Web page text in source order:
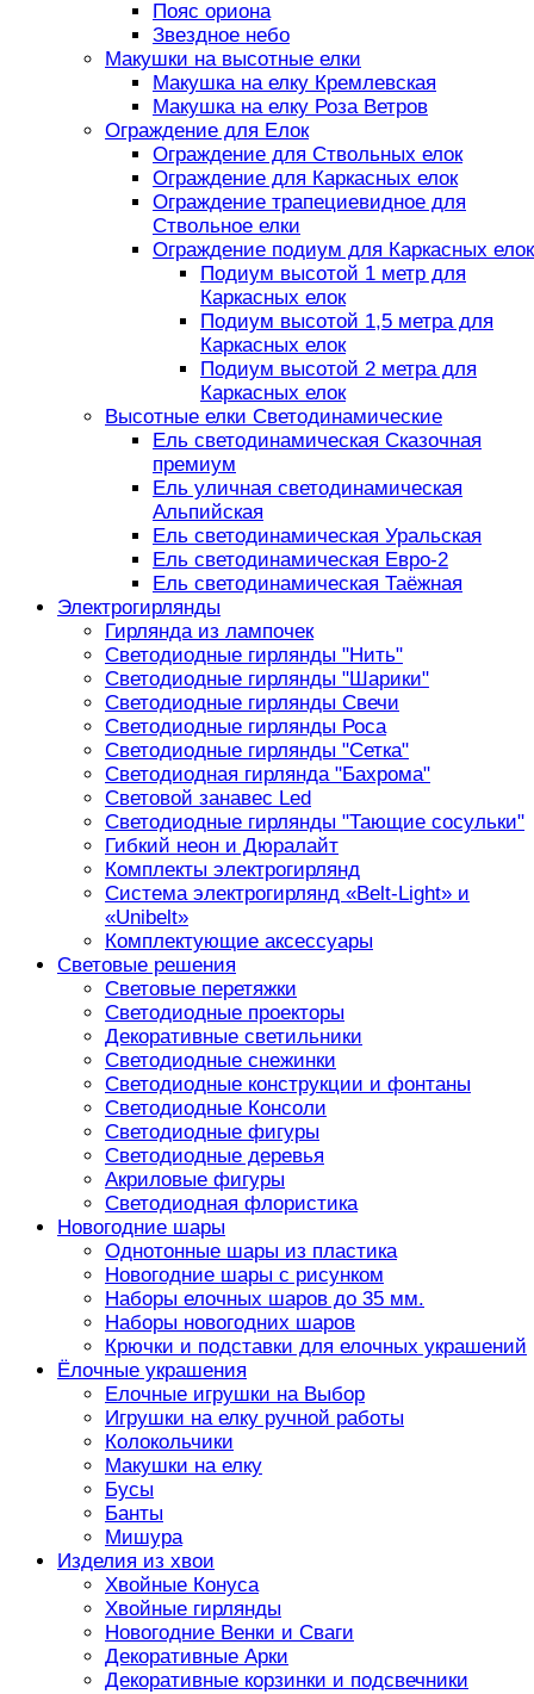
Пояс ориона
Звездное небо
Макушки на высотные елки
Макушка на елку Кремлевская
Макушка на елку Роза Ветров
Ограждение для Елок
Ограждение для Ствольных елок
Ограждение для Каркасных елок
Ограждение трапециевидное для
Ствольное елки
Ограждение подиум для Каркасных елок
Подиум высотой 1 метр для
Каркасных елок
Подиум высотой 1,5 метра для
Каркасных елок
Подиум высотой 2 метра для
Каркасных елок
Высотные елки Светодинамические
Ель светодинамическая Сказочная
премиум
Ель уличная светодинамическая
Альпийская
Ель светодинамическая Уральская
Ель светодинамическая Евро-2
Ель светодинамическая Таёжная
Электрогирлянды
Гирлянда из лампочек
Светодиодные гирлянды "Нить"
Светодиодные гирлянды "Шарики"
Светодиодные гирлянды Свечи
Светодиодные гирлянды Роса
Светодиодные гирлянды "Сетка"
Светодиодная гирлянда "Бахрома"
Световой занавес Led
Светодиодные гирлянды "Тающие сосульки"
Гибкий неон и Дюралайт
Комплекты электрогирлянд
Система электрогирлянд «Belt-Light» и
«Unibelt»
Комплектующие аксессуары
Световые решения
Световые перетяжки
Светодиодные проекторы
Декоративные светильники
Светодиодные снежинки
Светодиодные конструкции и фонтаны
Светодиодные Консоли
Светодиодные фигуры
Светодиодные деревья
Акриловые фигуры
Светодиодная флористика
Новогодние шары
Однотонные шары из пластика
Новогодние шары с рисунком
Наборы елочных шаров до 35 мм.
Наборы новогодних шаров
Крючки и подставки для елочных украшений
Ёлочные украшения
Елочные игрушки на Выбор
Игрушки на елку ручной работы
Колокольчики
Макушки на елку
Бусы
Банты
Мишура
Изделия из хвои
Хвойные Конуса
Хвойные гирлянды
Новогодние Венки и Сваги
Декоративные Арки
Декоративные корзинки и подсвечники